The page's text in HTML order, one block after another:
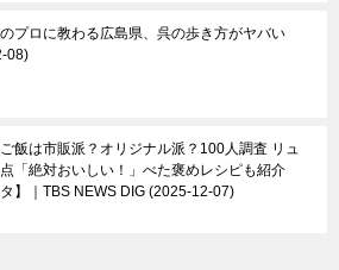
プロに教わる広島県、呉の歩き方がヤバい
08
飯は市販派？オリジナル派？100人調査 リュ
「絶対おいしい！」べた褒めレシピも紹介
タ】｜TBS NEWS DIG 2025-12-07